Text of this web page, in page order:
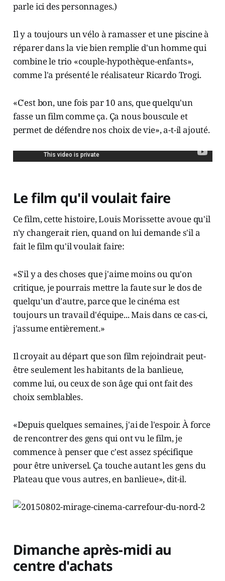
parle ici des personnages.)
Il y a toujours un vélo à ramasser et une piscine à
réparer dans la vie bien remplie d'un homme qui
combine le trio «couple-hypothèque-enfants»,
comme l'a présenté le réalisateur Ricardo Trogi.
«C'est bon, une fois par 10 ans, que quelqu'un
fasse un film comme ça. Ça nous bouscule et
permet de défendre nos choix de vie», a-t-il ajouté.
Le film qu'il voulait faire
Ce film, cette histoire, Louis Morissette avoue qu'il
n'y changerait rien, quand on lui demande s'il a
fait le film qu'il voulait faire:
«S'il y a des choses que j'aime moins ou qu'on
critique, je pourrais mettre la faute sur le dos de
quelqu'un d'autre, parce que le cinéma est
toujours un travail d'équipe... Mais dans ce cas-ci,
j'assume entièrement.»
Il croyait au départ que son film rejoindrait peut-
être seulement les habitants de la banlieue,
comme lui, ou ceux de son âge qui ont fait des
choix semblables.
«Depuis quelques semaines, j'ai de l'espoir. À force
de rencontrer des gens qui ont vu le film, je
commence à penser que c'est assez spécifique
pour être universel. Ça touche autant les gens du
Plateau que vous autres, en banlieue», dit-il.
Dimanche après-midi au
centre d'achats